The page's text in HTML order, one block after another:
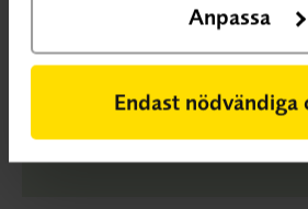
Anpassa
Endast nödvändiga
Bilaga 2 Exkluderade
Bilaga 3